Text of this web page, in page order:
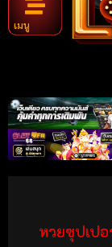
เมนู
หวยซุปเป